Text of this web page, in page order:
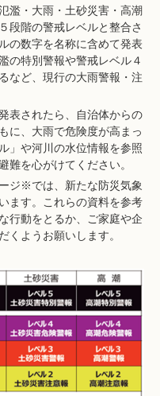
濫・大雨・土砂災害・高潮
段階の警戒レベルと整合さ
の数字を名称に含めて発表
の特別警報や警戒レベル４
など、現行の大雨警報・注
表されたら、自治体からの
に、大雨で危険度が高まっ
」や河川の水位情報を参照
難を心がけてください。
ジ※では、新たな防災気象
ます。これらの資料を参考
行動をとるか、ご家庭や企
くようお願いします。